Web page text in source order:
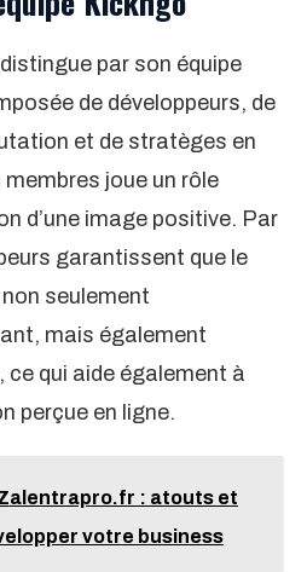
par son équipe
de développeurs, de
et de stratèges en
joue un rôle
d’une image positive. Par
garantissent que le
seulement
mais également
ce qui aide également à
perçue en ligne.
: atouts et
votre business